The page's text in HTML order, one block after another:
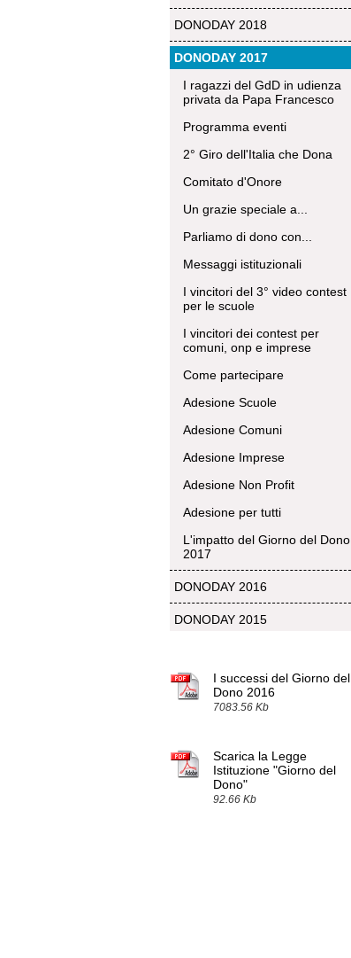
DONODAY 2018
DONODAY 2017
I ragazzi del GdD in udienza
privata da Papa Francesco
Programma eventi
2° Giro dell'Italia che Dona
Comitato d'Onore
Un grazie speciale a...
Parliamo di dono con...
Messaggi istituzionali
I vincitori del 3° video contest
per le scuole
I vincitori dei contest per
comuni, onp e imprese
Come partecipare
Adesione Scuole
Adesione Comuni
Adesione Imprese
Adesione Non Profit
Adesione per tutti
L'impatto del Giorno del Dono
2017
DONODAY 2016
DONODAY 2015
I successi del Giorno del
Dono 2016
7083.56 Kb
Scarica la Legge
Istituzione "Giorno del
Dono"
92.66 Kb